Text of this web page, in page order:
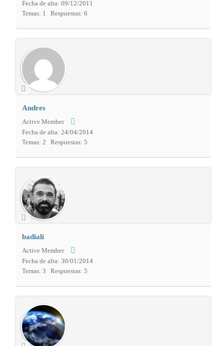
Fecha de alta: 09/12/2011
Temas: 1
Respuestas: 6
Andres
Active Member
Fecha de alta: 24/04/2014
Temas: 2
Respuestas: 5
badiali
Active Member
Fecha de alta: 30/01/2014
Temas: 3
Respuestas: 5